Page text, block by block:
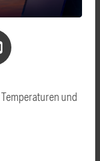
und